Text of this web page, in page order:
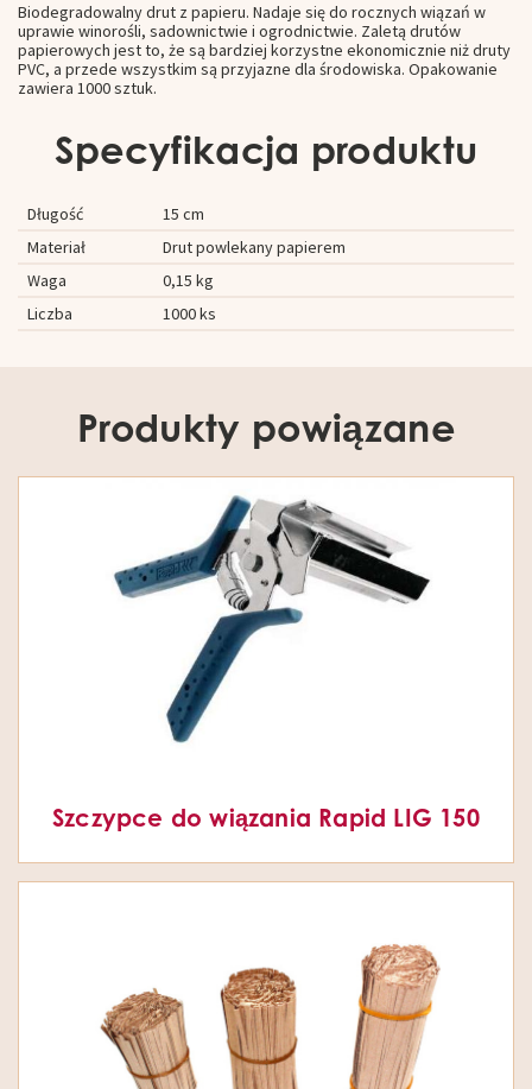
Biodegradowalny drut z papieru. Nadaje się do rocznych wiązań w
uprawie winorośli, sadownictwie i ogrodnictwie. Zaletą drutów
papierowych jest to, że są bardziej korzystne ekonomicznie niż druty
PVC, a przede wszystkim są przyjazne dla środowiska. Opakowanie
zawiera 1000 sztuk.
Specyfikacja produktu
Długość
15 cm
Materiał
Drut powlekany papierem
Waga
0,15 kg
Liczba
1000 ks
Produkty powiązane
Szczypce do wiązania Rapid LIG 150